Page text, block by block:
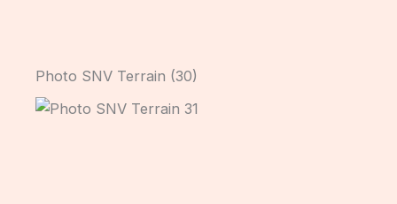
Photo SNV Terrain (30)